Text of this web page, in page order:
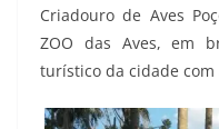
Criadouro de Aves
ZOO das Aves, em
turístico da cidade